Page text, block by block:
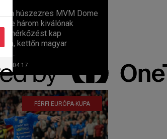
húszezres MVM Dome
három kiválónak
mérkőzést kap
kettőn magyar
07. 04:17
FÉRFI EURÓPA-KUPA